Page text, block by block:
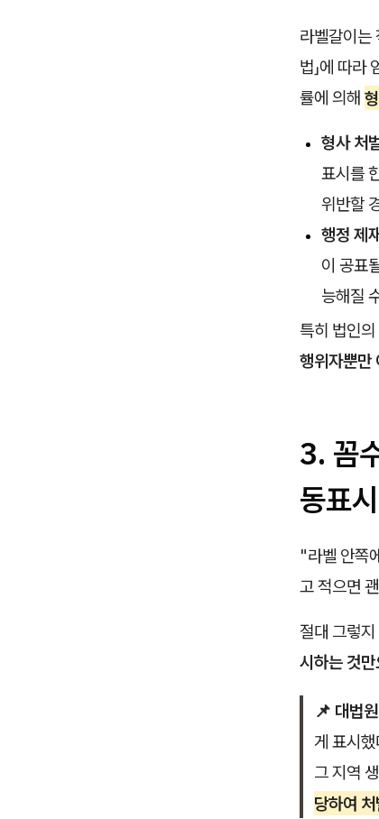
라벨갈이는
법」에 따
률에 의해
형사 처
표시를
위반할
행정 제
이 공표
능해질
특히 법인
행위자뿐만
3. 꼼
동표
"라벨 안쪽
고 적으면
절대 그렇
시하는 것
📌 대법
게 표시
그 지역
당하여